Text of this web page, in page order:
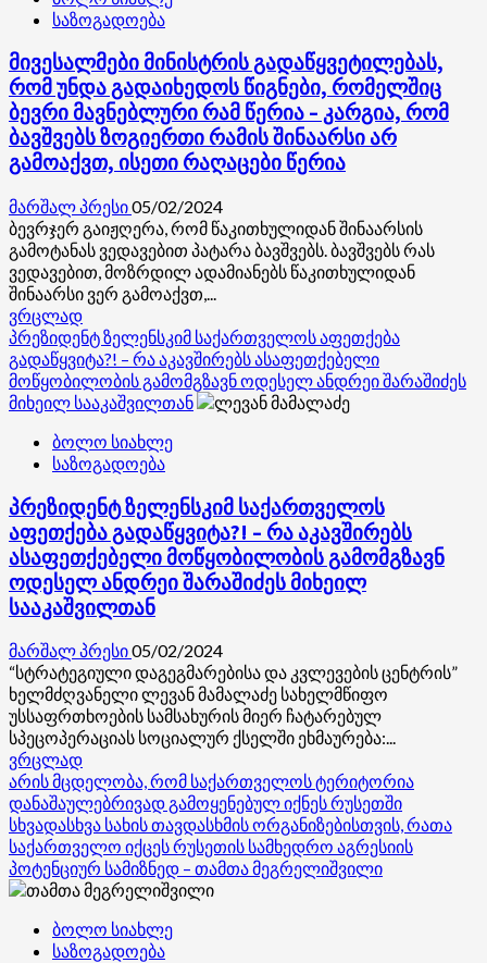
ვაპირებ
თეა
წულუკიანი
წერეთელზე
გვაქვს
–
კახა
კალაძე
საზოგადოება
მივესალმები მინისტრის გადაწყვეტილებას,
რომ უნდა გადაიხედოს წიგნები, რომელშიც
ბევრი მავნებლური რამ წერია – კარგია, რომ
ბავშვებს ზოგიერთი რამის შინაარსი არ
გამოაქვთ, ისეთი რაღაცები წერია
მარშალ პრესი05/02/2024
ბევრჯერ გაიჟღერა, რომ წაკითხულიდან შინაარსის
გამოტანას ვედავებით პატარა ბავშვებს. ბავშვებს რას
ვედავებით, მოზრდილ ადამიანებს წაკითხულიდან
შინაარსი ვერ გამოაქვთ,...
ვრცლადRead
more
about
მივესალმები
მინისტრის
გადაწყვეტილებას,
რომ
უნდა
წიგნები,
რომელშიც
ბევრი
მავნებლური
რამ
წერია
–
კარგია,
რომ
ბავშვებს
ზოგიერთი
რამის
შინაარსი
არ
გამოაქვთ,
ისეთი
რაღაცები
წერია
პრეზიდენტ ზელენსკიმ საქართველოს აფეთქება
გადაწყვიტა?! – რა აკავშირებს ასაფეთქებელი
მოწყობილობის გამომგზავნ ოდესელ ანდრეი შარაშიძეს
მიხეილ სააკაშვილთან
ბოლო სიახლე
საზოგადოება
პრეზიდენტ ზელენსკიმ საქართველოს
აფეთქება გადაწყვიტა?! – რა აკავშირებს
ასაფეთქებელი მოწყობილობის გამომგზავნ
ოდესელ ანდრეი შარაშიძეს მიხეილ
სააკაშვილთან
მარშალ პრესი05/02/2024
“სტრატეგიული დაგეგმარებისა და კვლევების ცენტრის”
ხელმძღვანელი ლევან მამალაძე სახელმწიფო
უსსაფრთხოების სამსახურის მიერ ჩატარებულ
სპეცოპერაციას სოციალურ ქსელში ეხმაურება:...
ვრცლადRead
more
about
პრეზიდენტ
ზელენსკიმ
საქართველოს
აფეთქება
გადაწყვიტა?!
–
რა
არის მცდელობა, რომ საქართველოს ტერიტორია
დანაშაულებრივად გამოყენებულ იქნეს რუსეთში
სხვადასხვა სახის თავდასხმის ორგანიზებისთვის, რათა
საქართველო იქცეს რუსეთის სამხედრო აგრესიის
პოტენციურ სამიზნედ – თამთა მეგრელიშვილი
ბოლო სიახლე
საზოგადოება